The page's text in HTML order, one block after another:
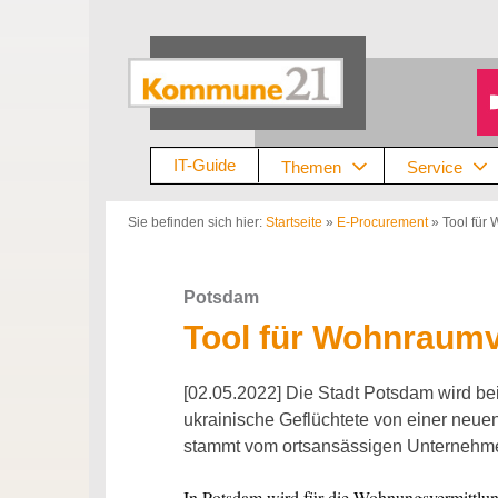
IT-Guide Themen Service
Sie befinden sich hier: Startseite » E-Procurement» Tool für
Potsdam
Tool für
[02.05.2022] Die Stadt Potsdam wird
ukrainische Geflüchtete von einer
stammt vom ortsansässigen